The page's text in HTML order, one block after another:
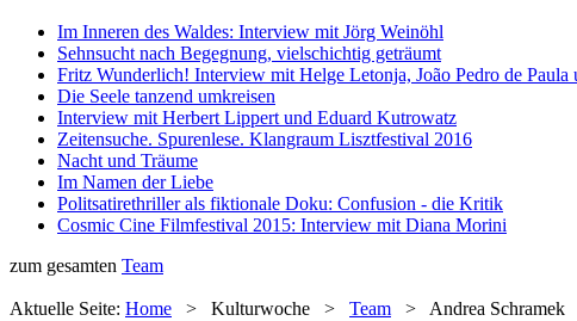
Im Inneren des Waldes: Interview mit Jörg Weinöhl
Sehnsucht nach Begegnung, vielschichtig geträumt
Fritz Wunderlich! Interview mit Helge Letonja, João Pedro de Paula
Die Seele tanzend umkreisen
Interview mit Herbert Lippert und Eduard Kutrowatz
Zeitensuche. Spurenlese. Klangraum Lisztfestival 2016
Nacht und Träume
Im Namen der Liebe
Politsatirethriller als fiktionale Doku: Confusion - die Kritik
Cosmic Cine Filmfestival 2015: Interview mit Diana Morini
zum gesamten Team
Aktuelle Seite: Home > Kulturwoche > Team > Andrea Schramek